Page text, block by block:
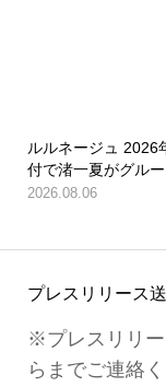
ルルネージュ 2026
付で渚一夏がグルー
2026.08.06
プレスリリース
※プレスリリ
らまでご連絡く